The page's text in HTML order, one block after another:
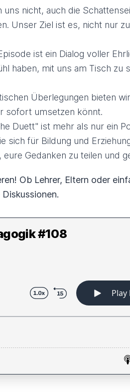
uns nicht, auch die
Unser Ziel ist es, nicht nur
ist ein Dialog voller
haben, mit uns am Tisch zu
Überlegungen bieten
sofort umsetzen könnt.
Duett" ist mehr als nur ein
sich für Bildung und
Gedanken zu teilen und
Ob Lehrer, Eltern oder
#108